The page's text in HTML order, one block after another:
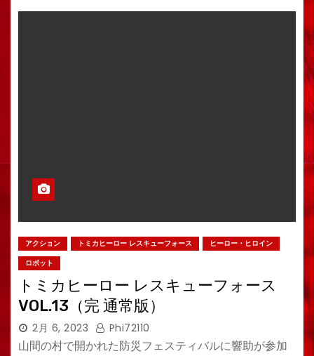
アクション トミカヒーロー レスキューフォース
ヒーロー・ヒロイン
ロボット
トミカヒーロー レスキューフォース
VOL.13（完 通常版）
2月 6, 2023 Phi72110
山間の村で開かれた防災フェスティバルに響助が参加